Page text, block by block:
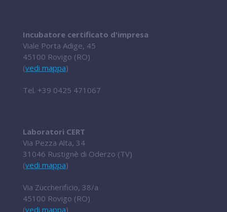
Incubatore certificato d'impresa
Viale Porta Adige, 45
45100 Rovigo (RO)
(vedi mappa)
Tel. +39 0425 471067
Laboratori CERT
Via Pezza Alta, 34
31046 Rustignè di Oderzo (TV)
(vedi mappa)
Via Zuccherificio, 38/a
45100 Rovigo (RO)
(vedi mappa)